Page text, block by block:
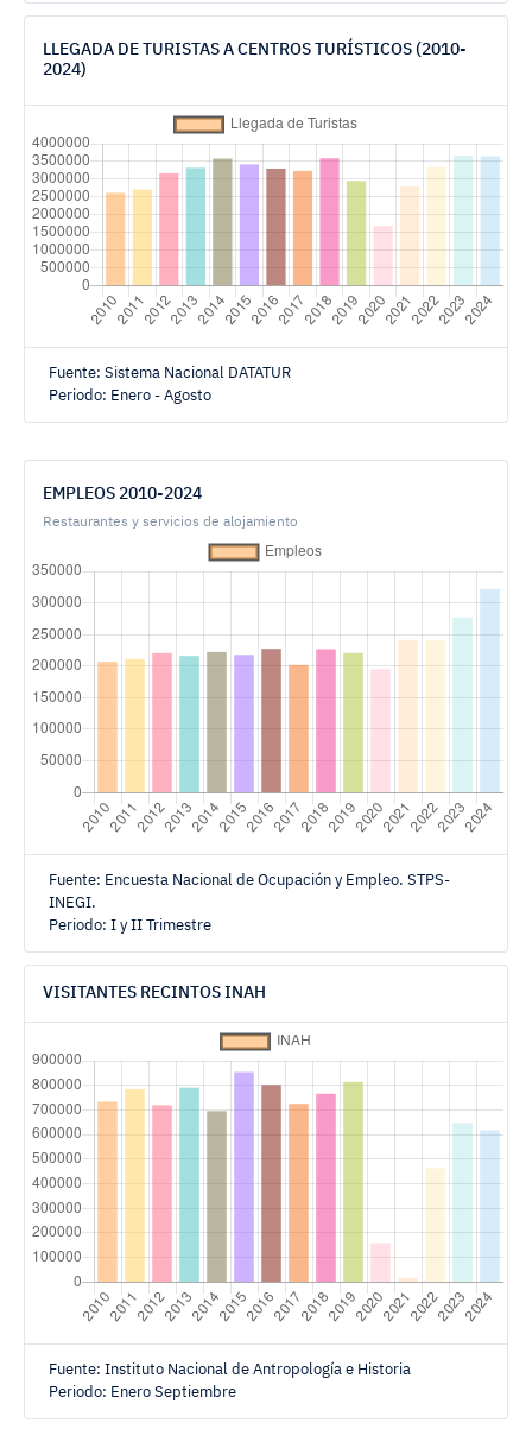
LLEGADA DE TURISTAS A CENTROS TURÍSTICOS (2010-
2024)
Fuente: Sistema Nacional DATATUR
Periodo: Enero - Agosto
EMPLEOS 2010-2024
Restaurantes y servicios de alojamiento
Fuente: Encuesta Nacional de Ocupación y Empleo. STPS-
INEGI.
Periodo: I y II Trimestre
VISITANTES RECINTOS INAH
Fuente: Instituto Nacional de Antropología e Historia
Periodo: Enero Septiembre